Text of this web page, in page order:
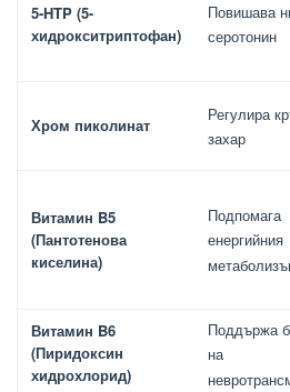
5-HTP (5-
хидрокситриптофан)
Повишава
серотонин
Хром пиколинат
Регулира
захар
Витамин B5
(Пантотенова
киселина)
Подпомага
енергийния
Витамин B6
(Пиридоксин
хидрохлорид)
Поддържа
на